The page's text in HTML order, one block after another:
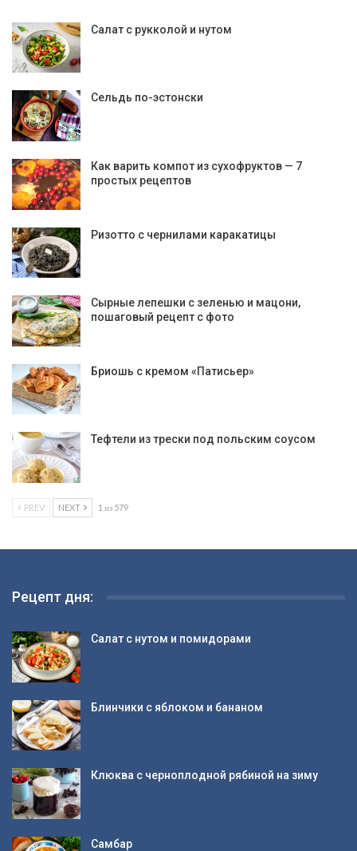
Салат с рукколой и нутом
Сельдь по-эстонски
Как варить компот из сухофруктов — 7
простых рецептов
Ризотто с чернилами каракатицы
Сырные лепешки с зеленью и мацони,
пошаговый рецепт с фото
Бриошь с кремом «Патисьер»
Тефтели из трески под польским соусом
PREV NEXT 1 из 579
Рецепт дня:
Салат с нутом и помидорами
Блинчики с яблоком и бананом
Клюква с черноплодной рябиной на зиму
Самбар